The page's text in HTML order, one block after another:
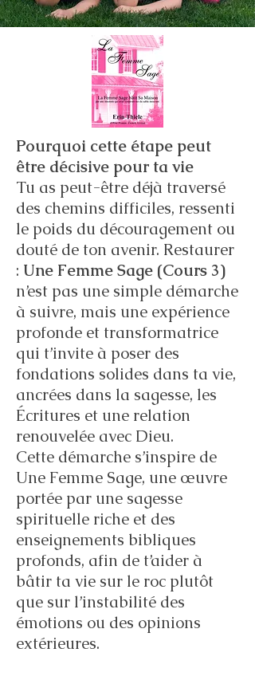
Pourquoi cette étape peut
être décisive pour ta vie
Tu as peut-être déjà traversé
des chemins difficiles, ressenti
le poids du découragement ou
douté de ton avenir. Restaurer
: Une Femme Sage (Cours 3)
n’est pas une simple démarche
à suivre, mais une expérience
profonde et transformatrice
qui t’invite à poser des
fondations solides dans ta vie,
ancrées dans la sagesse, les
Écritures et une relation
renouvelée avec Dieu.
Cette démarche s’inspire de
Une Femme Sage, une œuvre
portée par une sagesse
spirituelle riche et des
enseignements bibliques
profonds, afin de t’aider à
bâtir ta vie sur le roc plutôt
que sur l’instabilité des
émotions ou des opinions
extérieures.